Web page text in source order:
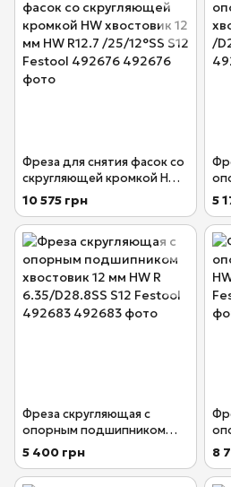
Фреза для снятия фасок со
скругляющей кромкой HW
хвостовик 12 мм HW R12.7
/25/12°SS S12 Festool
492676
10 575 грн
/
5
Фреза скругляющая с
опорным подшипником
хвостовик 12 мм HW R
6.35/D28.8SS S12 Festool
492683
5 400 грн 8